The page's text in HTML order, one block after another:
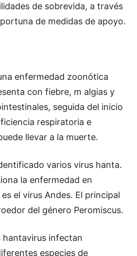
de sobrevida, a través
de medidas de apoyo.
enfermedad zoonótica
con fiebre, m algias y
seguida del inicio
respiratoria e
llevar a la muerte.
varios virus hanta.
la enfermedad en
el virus Andes. El principal
del género Peromiscus.
hantavirus infectan
especies de